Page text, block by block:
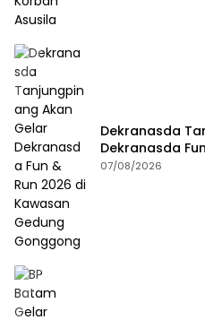
Dekranasda
Dekranasda
Gedung
07/08/2026